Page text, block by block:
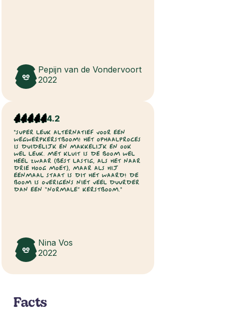
Pepijn van de Vondervoort
2022
4.2
"SUPER LEUK ALTERNATIEF VOOR EEN
WEGWERPKERSTBOOM! HET OPHAALPROCES
IS DUIDELIJK EN MAKKELIJK EN OOK
WEL LEUK. MET KLUIT IS DE BOOM WEL
HEEL ZWAAR (BEST LASTIG, ALS HET NAAR
DRIE HOOG MOET), MAAR ALS HIJ
EENMAAL STAAT IS DIT HET WAARD! DE
BOOM IS OVERIGENS NIET VEEL DUURDER
DAN EEN “NORMALE” KERSTBOOM."
Nina Vos
2022
Facts